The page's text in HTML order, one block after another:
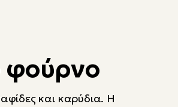
και καρύδια. Η